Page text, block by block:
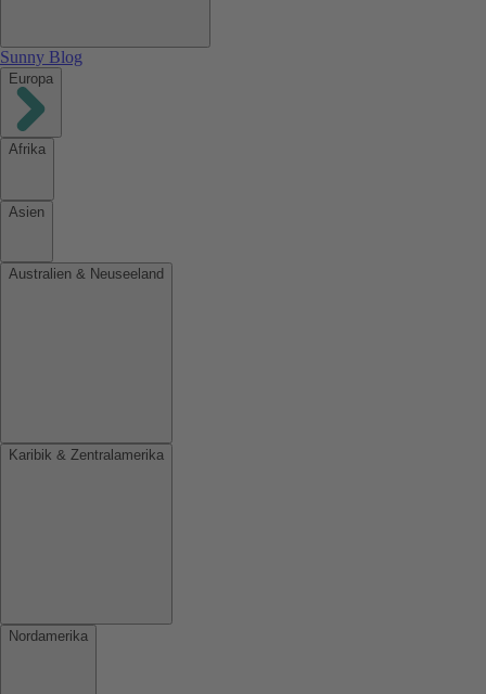
Sunny Blog
Europa
Afrika
Asien
Australien & Neuseeland
Karibik & Zentralamerika
Nordamerika